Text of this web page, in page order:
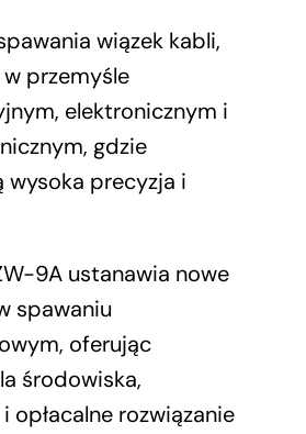
wiązek kabli,
przemyśle
elektronicznym i
gdzie
wysoka precyzja i
9A ustanawia nowe
spawaniu
oferując
środowiska,
opłacalne rozwiązanie